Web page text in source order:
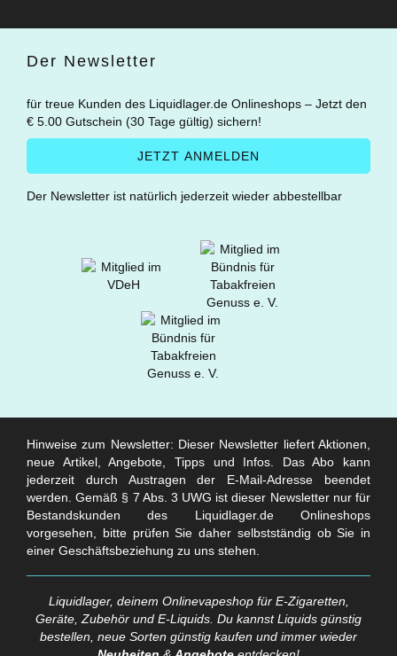
Der Newsletter
für treue Kunden des Liquidlager.de Onlineshops – Jetzt den
€ 5.00 Gutschein (30 Tage gültig) sichern!
Der Newsletter ist natürlich jederzeit wieder abbestellbar
Hinweise zum Newsletter: Dieser Newsletter liefert Aktionen,
neue Artikel, Angebote, Tipps und Infos. Das Abo kann
jederzeit durch Austragen der E-Mail-Adresse beendet
werden. Gemäß § 7 Abs. 3 UWG ist dieser Newsletter nur für
Bestandskunden des Liquidlager.de Onlineshops
vorgesehen, bitte prüfen Sie daher selbstständig ob Sie in
einer Geschäftsbeziehung zu uns stehen.
Liquidlager, deinem Onlinevapeshop für E-Zigaretten,
Geräte, Zubehör und E-Liquids. Du kannst Liquids günstig
bestellen, neue Sorten günstig kaufen und immer wieder